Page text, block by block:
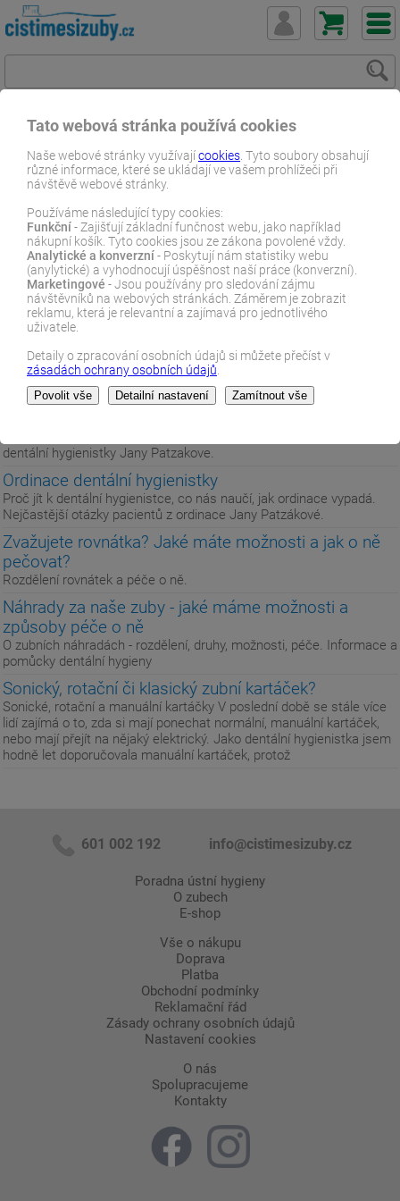
Tato webová stránka používá cookies
Naše webové stránky využívajícookies . Tyto soubory obsahují
různé informace, které se ukládají ve vašem prohlížeči při
návštěvě webové stránky.
Používáme následující typy cookies:
Funkční- Zajišťují základní funčnost webu, jako například
nákupní košík. Tyto cookies jsou ze zákona povolené vždy.
Analytické a konverzní- Poskytují nám statistiky webu
(anylytické) a vyhodnocují úspěšnost naší práce (konverzní).
Marketingové - Jsou používány pro sledování zájmu
návštěvníků na webových stránkách. Záměrem je zobrazit
reklamu, která je relevantní a zajímavá pro jednotlivého
uživatele.
Detaily o zpracování osobních údajů si můžete přečíst v
zásadách ochrany osobních údajů
ČistímeSiZuby.cz O zubech Z ordinace dentální hygienistky
E-SHOP
Z ordinace dentální
hygienistky
Seznam článků:
Zánět dásně a parodontitida v ordinačním křesle
Vznik, péče, léčba a zkušenosti dentální hygienistky s pacienty a
jejich obavy.
dentální hygienistky Jany Patzakove.
Ordinace dentální hygienistky
Proč jít k dentální hygienistce, co nás naučí, jak ordinace vypadá.
Nejčastější otázky pacientů z ordinace Jany Patzákové.
Zvažujete rovnátka? Jaké máte možnosti a jak o ně
pečovat?
Rozdělení rovnátek a péče o ně.
Náhrady za naše zuby - jaké máme možnosti a
způsoby péče o ně
O zubních náhradách - rozdělení, druhy, možnosti, péče. Informace a
pomůcky dentální hygieny
Sonický, rotační či klasický zubní kartáček?
Sonické, rotační a manuální kartáčky V poslední době se stále více
lidí zajímá o to, zda si mají ponechat normální, manuální kartáček,
nebo mají přejít na nějaký elektrický. Jako dentální hygienistka jsem
hodně let doporučovala manuální kartáček, protož
601 002 192 info@cistimesizuby.cz
Poradna ústní hygieny
O zubech
E-shop
Vše o nákupu
Doprava
Platba
Obchodní podmínky
Reklamační řád
Zásady ochrany osobních údajů
Nastavení cookies
O nás
Spolupracujeme
Kontakty